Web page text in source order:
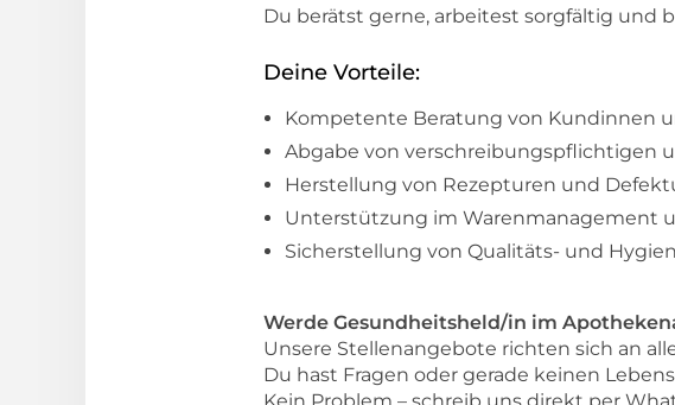
Du berätst gerne, arbeitest sorgfältig und
Deine Vorteile:
Kompetente Beratung von Kundinnen
Abgabe von verschreibungspflichtigen
Herstellung von Rezepturen und
Unterstützung im Warenmanagement
Sicherstellung von Qualitäts- und
Werde Gesundheitsheld/in im
Unsere Stellenangebote richten sich an
Du hast Fragen oder gerade keinen